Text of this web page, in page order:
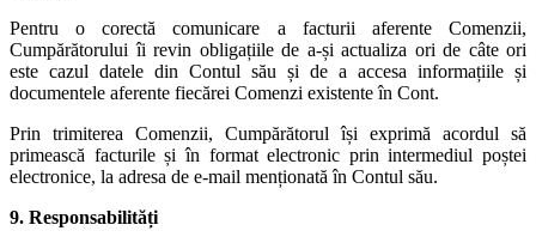
Pentru o corectă comunicare a facturii aferente Comenzii,
Cumpărătorului îi revin obligațiile de a-și actualiza ori de câte ori
este cazul datele din Contul său și de a accesa informațiile și
documentele aferente fiecărei Comenzi existente în Cont.
Prin trimiterea Comenzii, Cumpărătorul își exprimă acordul să
primească facturile și în format electronic prin intermediul poștei
electronice, la adresa de e-mail menționată în Contul său.
9. Responsabilități